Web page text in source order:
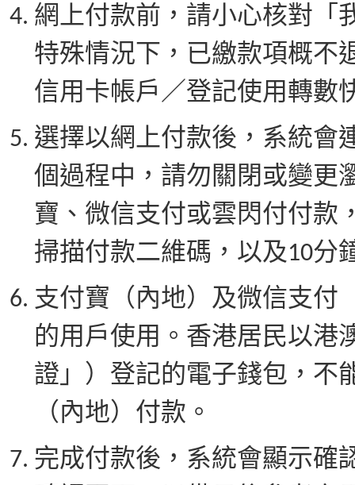
網上付款前，請小心核對「
特殊情況下，已繳款項概不
信用卡帳戶／登記使用轉數
選擇以網上付款後，系統會
個過程中，請勿關閉或變更
寶、微信支付或雲閃付付款
掃描付款二維碼，以及10分
支付寶（內地）及微信支付
的用戶使用。香港居民以港
證」）登記的電子錢包，不
（內地）付款。
完成付款後，系統會顯示確